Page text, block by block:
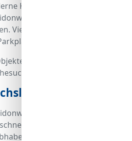
Küchenzeile, helle
bieten Ihnen die
Viele Unterkünfte verfügen
sind besonders
– für jeden Bedarf
für jeden
wohnen Sie so zentral,
in die Ruhe der
Genießer und